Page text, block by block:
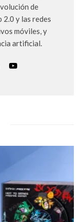
de
2.0 y las redes
móviles, y
artificial.